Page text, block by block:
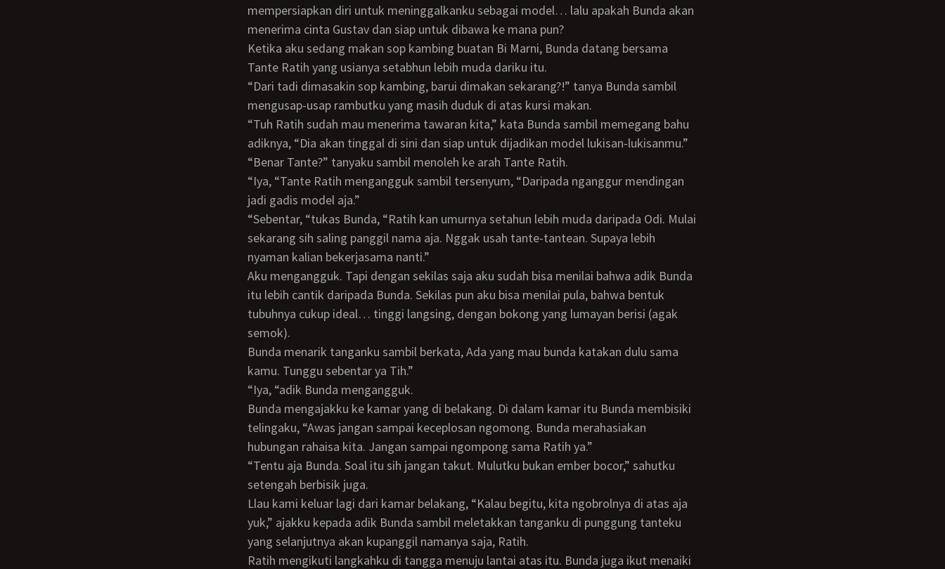
mempersiapkan diri untuk meninggalkanku sebagai model… lalu apakah Bunda akan
menerima cinta Gustav dan siap untuk dibawa ke mana pun?
Ketika aku sedang makan sop kambing buatan Bi Marni, Bunda datang bersama
Tante Ratih yang usianya setabhun lebih muda dariku itu.
“Dari tadi dimasakin sop kambing, barui dimakan sekarang?!” tanya Bunda sambil
mengusap-usap rambutku yang masih duduk di atas kursi makan.
“Tuh Ratih sudah mau menerima tawaran kita,” kata Bunda sambil memegang bahu
adiknya, “Dia akan tinggal di sini dan siap untuk dijadikan model lukisan-lukisanmu.”
“Benar Tante?” tanyaku sambil menoleh ke arah Tante Ratih.
“Iya, “Tante Ratih mengangguk sambil tersenyum, “Daripada nganggur mendingan
jadi gadis model aja.”
“Sebentar, “tukas Bunda, “Ratih kan umurnya setahun lebih muda daripada Odi. Mulai
sekarang sih saling panggil nama aja. Nggak usah tante-tantean. Supaya lebih
nyaman kalian bekerjasama nanti.”
Aku mengangguk. Tapi dengan sekilas saja aku sudah bisa menilai bahwa adik Bunda
itu lebih cantik daripada Bunda. Sekilas pun aku bisa menilai pula, bahwa bentuk
tubuhnya cukup ideal… tinggi langsing, dengan bokong yang lumayan berisi (agak
semok).
Bunda menarik tanganku sambil berkata, Ada yang mau bunda katakan dulu sama
kamu. Tunggu sebentar ya Tih.”
“Iya, “adik Bunda mengangguk.
Bunda mengajakku ke kamar yang di belakang. Di dalam kamar itu Bunda membisiki
telingaku, “Awas jangan sampai keceplosan ngomong. Bunda merahasiakan
hubungan rahaisa kita. Jangan sampai ngompong sama Ratih ya.”
“Tentu aja Bunda. Soal itu sih jangan takut. Mulutku bukan ember bocor,” sahutku
setengah berbisik juga.
Llau kami keluar lagi dari kamar belakang, “Kalau begitu, kita ngobrolnya di atas aja
yuk,” ajakku kepada adik Bunda sambil meletakkan tanganku di punggung tanteku
yang selanjutnya akan kupanggil namanya saja, Ratih.
Ratih mengikuti langkahku di tangga menuju lantai atas itu. Bunda juga ikut menaiki